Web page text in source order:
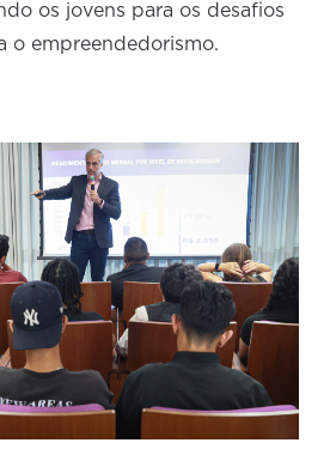
os jovens para os desafios
o empreendedorismo.